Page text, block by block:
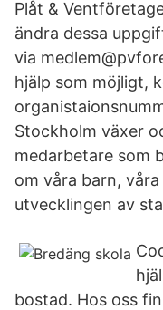
Plåt &
ändra dessa
via
hjälp som möjligt,
Stockholm växer
medarbetare som
om våra barn,
utvecklingen av
bostad. Hos oss